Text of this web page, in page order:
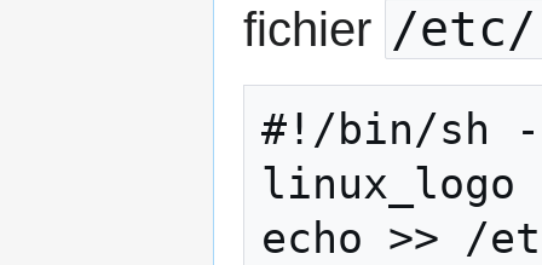
fichier /
#!/bin/sh -
linux_logo
echo >> /